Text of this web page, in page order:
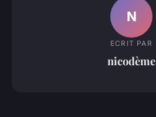
N
ECRIT PAR
nicodème